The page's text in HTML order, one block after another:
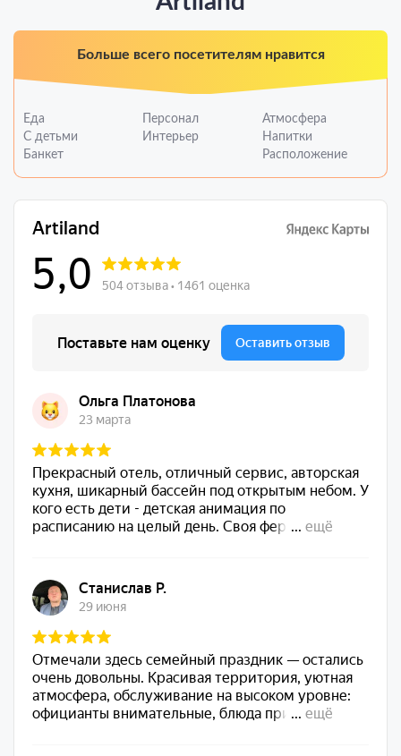
Больше всего посетителям нравится
Еда Персонал
Атмосфера
С детьми
Интерьер
Напитки
Банкет
Расположение